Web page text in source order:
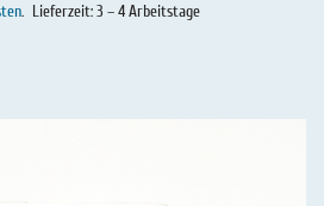
. Lieferzeit: 3 – 4 Arbeitstage